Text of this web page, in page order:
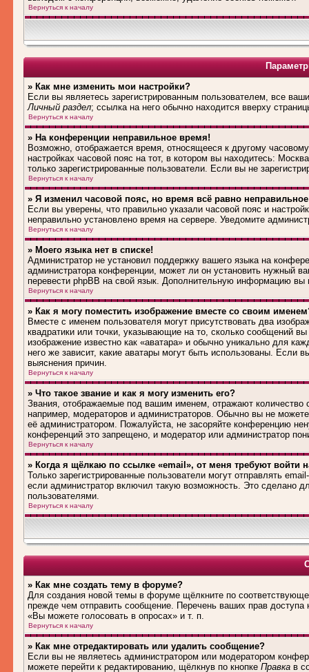
Вернуться к началу
» Как мне изменить мои настройки?
Если вы являетесь зарегистрированным пользователем, все
Личный раздел; ссылка на него обычно находится вверху
Вернуться к началу
» На конференции неправильное время!
Возможно, отображается время, относящееся к другому
настройках часовой пояс на тот, в котором вы находитесь:
только зарегистрированные пользователи. Если вы не
Вернуться к началу
» Я изменил часовой пояс, но время всё равно
Если вы уверены, что правильно указали часовой пояс и
неправильно установлено время на сервере. Уведомите
Вернуться к началу
» Моего языка нет в списке!
Администратор не установил поддержку вашего языка на
администратора конференции, может ли он установить нужный
перевести phpBB на свой язык. Дополнительную информацию вы
Вернуться к началу
» Как я могу поместить изображение вместе со своим
Вместе с именем пользователя могут присутствовать два
квадратики или точки, указывающие на то, сколько сообщений
изображение известно как «аватара» и обычно уникально для
него же зависит, какие аватары могут быть использованы. Если
выяснения причин.
Вернуться к началу
» Что такое звание и как я могу изменить его?
Звания, отображаемые под вашим именем, отражают
например, модераторов и администраторов. Обычно вы не
её администратором. Пожалуйста, не засоряйте конференцию
конференций это запрещено, и модератор или администратор
Вернуться к началу
» Когда я щёлкаю по ссылке «email», от меня требуют войти
Только зарегистрированные пользователи могут отправлять
если администратор включил такую возможность. Это сделано
пользователями.
Вернуться к началу
» Как мне создать тему в форуме?
Для создания новой темы в форуме щёлкните по
прежде чем отправить сообщение. Перечень ваших прав
«Вы можете голосовать в опросах» и т. п.
Вернуться к началу
» Как мне отредактировать или удалить сообщение?
Если вы не являетесь администратором или модератором
можете перейти к редактированию, щёлкнув по кнопке Правка в